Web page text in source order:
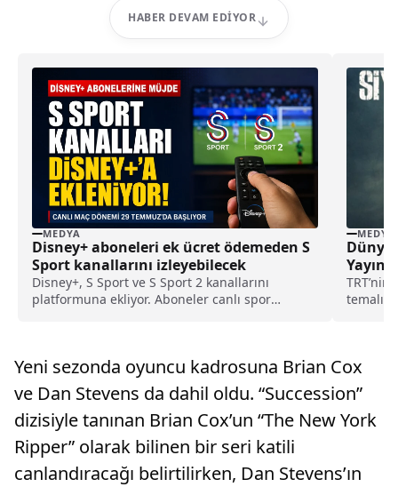
HABER DEVAM EDIYOR
MEDYA
Disney+ aboneleri ek ücret ödemeden S
Sport kanallarını izleyebilecek
Disney+, S Sport ve S Sport 2 kanallarını
platformuna ekliyor. Aboneler canlı spor
MEDYA
temalı
Yeni sezonda oyuncu kadrosuna Brian Cox
ve Dan Stevens da dahil oldu. “Succession”
dizisiyle tanınan Brian Cox’un “The New York
Ripper” olarak bilinen bir seri katili
canlandıracağı belirtilirken, Dan Stevens’ın